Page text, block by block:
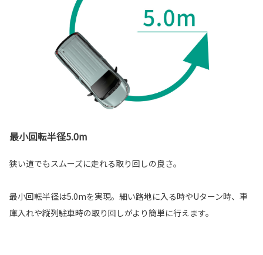
最小回転半径5.0m
狭い道でもスムーズに走れる取り回しの良さ。
最小回転半径は5.0mを実現。細い路地に入る時やUターン時、車
庫入れや縦列駐車時の取り回しがより簡単に行えます。